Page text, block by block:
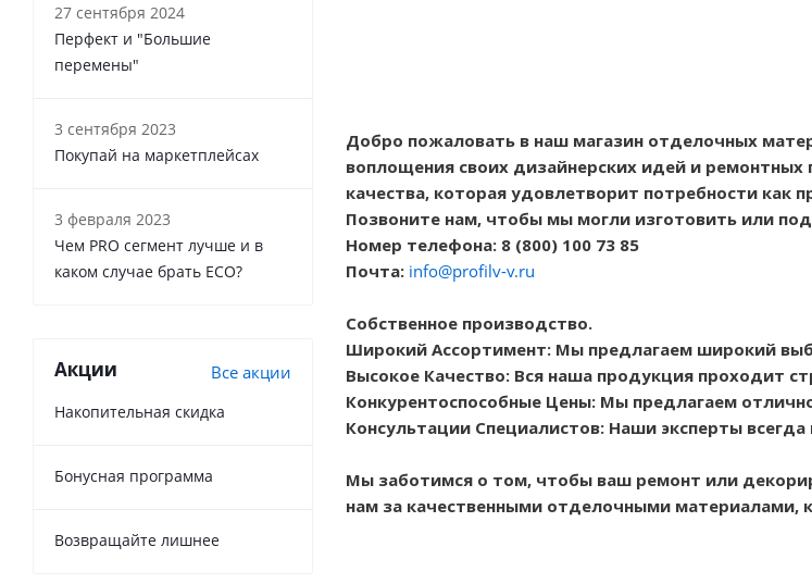
Добро пожаловать в наш магазин отделочных
воплощения своих дизайнерских идей и
качества, которая удовлетворит потребности как
Позвоните нам, чтобы мы могли изготовить или
Номер телефона: 8 (800) 100 73 85
Почта: info@profilv-v.ru
Собственное производство.
Широкий Ассортимент: Мы предлагаем широкий
Высокое Качество: Вся наша продукция проходит
Конкурентоспособные Цены: Мы предлагаем
Консультации Специалистов: Наши эксперты
Мы заботимся о том, чтобы ваш ремонт или
нам за качественными отделочными материалами,
27 сентября 2024
Перфект и "Большие
перемены"
3 сентября 2023
Покупай на маркетплейсах
3 февраля 2023
Чем PRO сегмент лучше и в
каком случае брать ECO?
Акции Все акции
Накопительная скидка
Бонусная программа
Возвращайте лишнее